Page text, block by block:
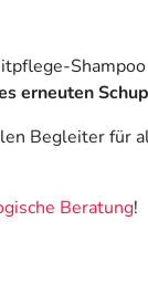
erneuten
Begleiter für
Beratung!